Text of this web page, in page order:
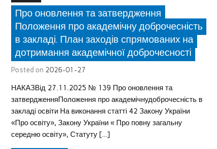
Про оновлення та затвердження
Положення про академічну доброчесність
в закладі. План заходів спрямованих на
дотримання академічної доброчесності
Posted on 2026-01-27
НАКАЗВід 27.11.2025 № 139 Про оновлення та
затвердженняПоложення про академічнудоброчесність в
закладі освіти На виконання статті 42 Закону України
«Про освіту», Закону України « Про повну загальну
середню освіту», Статуту […]